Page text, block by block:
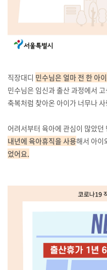
직장대디 민수님은 얼마 전 한 아
민수님은 임신과 출산 과정에서
축복처럼 찾아온 아이가 너무나
어려서부터 육아에 관심이 많았던
내년에 육아휴직을 사용해서 아이
었어요.